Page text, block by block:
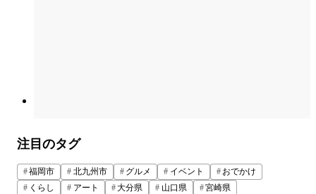
注目のタグ
福岡市 北九州市 グルメ イベント
おでかけ
くらし
アート 大分県 山口県 宮崎県